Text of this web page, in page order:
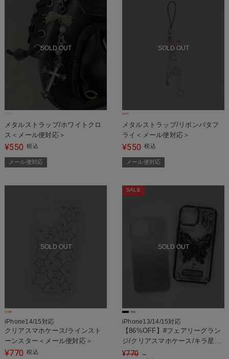
SOLD OUT
メタルストラップ/ホワイトクロ
ス＜メール便対応＞
¥550 税込
メール便対応
SOLD OUT
メタルストラップ/リボンバタフ
ライ＜メール便対応＞
¥550 税込
メール便対応
SOLD OUT
iPhone14/15対応
クリアスマホケース/ラインスト
ーンスター＜メール便対応＞
¥770 税込
SOLD OUT
SALE
iPhone13/14/15対応
【86%OFF】#フェアリーグラン
ジ/クリアスマホケース/キラ星バ
タフライ＜メール便対応＞
¥770 →